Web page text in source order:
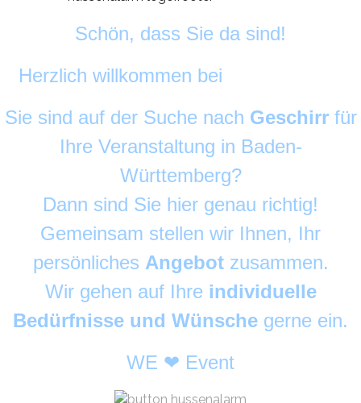
Schön, dass Sie da sind!
Herzlich willkommen bei
Sie sind auf der Suche nach Geschirr für
Ihre Veranstaltung in Baden-
Württemberg?
Dann sind Sie hier genau richtig!
Gemeinsam stellen wir Ihnen, Ihr
persönliches Angebot zusammen.
Wir gehen auf Ihre individuelle
Bedürfnisse und Wünsche gerne ein.
WE ❤ Event